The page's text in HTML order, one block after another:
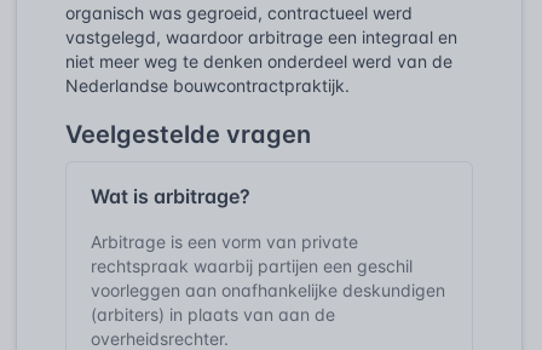
organisch was gegroeid, contractueel werd
vastgelegd, waardoor arbitrage een integraal en
niet meer weg te denken onderdeel werd van de
Nederlandse bouwcontractpraktijk.
Veelgestelde vragen
Wat is arbitrage?
Arbitrage is een vorm van private
rechtspraak waarbij partijen een geschil
voorleggen aan onafhankelijke deskundigen
(arbiters) in plaats van aan de
overheidsrechter.